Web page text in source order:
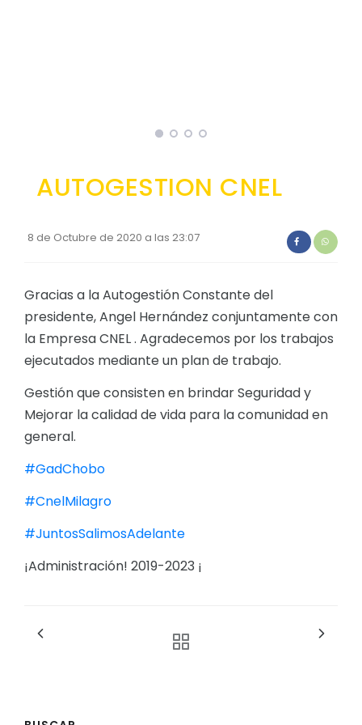
Plan Operativo Anual - POA
PRESUPUESTO: EJECUCIÓN Y REPORTES
Cédulas presupuestarias y balances
Ejecución Presupuestaria
Obras y proyectos
AUTOGESTION CNEL
8 de Octubre de 2020 a las 23:07
Gracias a la Autogestión Constante del
presidente, Angel Hernández conjuntamente con
la Empresa CNEL . Agradecemos por los trabajos
ejecutados mediante un plan de trabajo.
Gestión que consisten en brindar Seguridad y
Mejorar la calidad de vida para la comunidad en
general.
#GadChobo
#CnelMilagro
#JuntosSalimosAdelante
¡Administración! 2019-2023 ¡